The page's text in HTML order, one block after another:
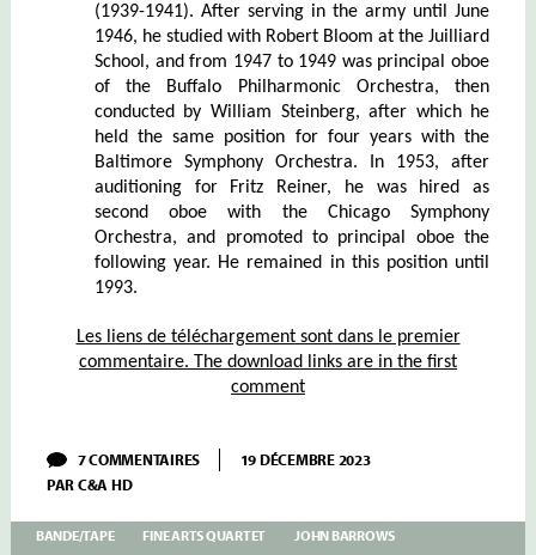
(1939-1941). After serving in the army until June
1946, he studied with Robert Bloom at the Juilliard
School, and from 1947 to 1949 was principal oboe
of the Buffalo Philharmonic Orchestra, then
conducted by William Steinberg, after which he
held the same position for four years with the
Baltimore Symphony Orchestra. In 1953, after
auditioning for Fritz Reiner, he was hired as
second oboe with the Chicago Symphony
Orchestra, and promoted to principal oboe the
following year. He remained in this position until
1993.
Les liens de téléchargement sont dans le premier
commentaire. The download links are in the first
comment
7 COMMENTAIRES
FINE
–
19 DÉCEMBRE 2023
PAR C&A HD
BANDE/TAPE FINE ARTS QUARTET
JOHN BARROWS